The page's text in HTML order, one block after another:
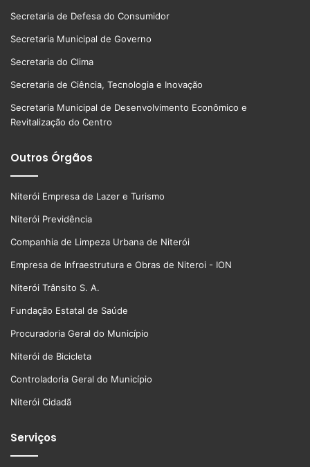
Secretaria de Defesa do Consumidor
Secretaria Municipal de Governo
Secretaria do Clima
Secretaria de Ciência, Tecnologia e Inovação
Secretaria Municipal de Desenvolvimento Econômico e
Revitalização do Centro
Outros Órgãos
Niterói Empresa de Lazer e Turismo
Niterói Previdência
Companhia de Limpeza Urbana de Niterói
Empresa de Infraestrutura e Obras de Niteroi - ION
Niterói Trânsito S. A.
Fundação Estatal de Saúde
Procuradoria Geral do Município
Niterói de Bicicleta
Controladoria Geral do Município
Niterói Cidadã
Serviços